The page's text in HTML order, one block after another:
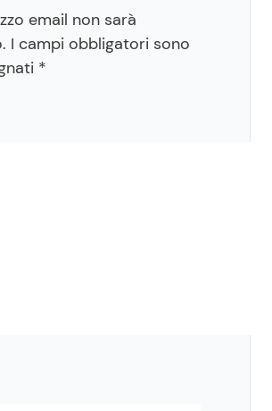
email non sarà
I campi obbligatori sono
*